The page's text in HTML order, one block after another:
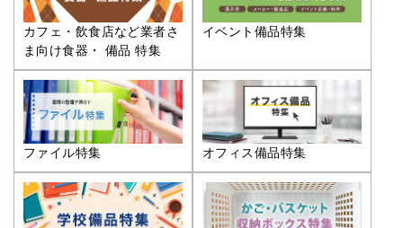
カフェ・飲食店など業者さ
ま向け食器・ 備品 特集
イベント備品特集
ファイル特集 オフィス備品特集